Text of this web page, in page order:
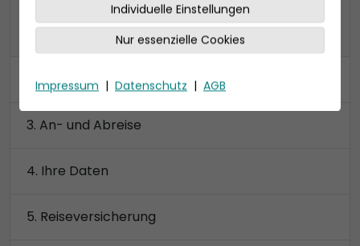
alle Kategorien anzeigen
Kabine
An- und Abreise
Ihre Daten
Reiseversicherung
Individuelle Einstellungen
Nur essenzielle Cookies
Impressum | Datenschutz | AGB